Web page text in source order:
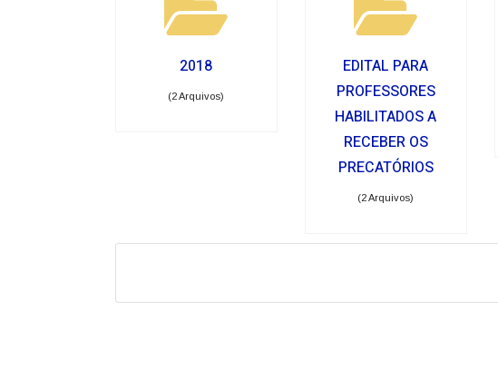
2018
(2 Arquivos)
EDITAL PARA
PROFESSORES
HABILITADOS A
RECEBER OS
PRECATÓRIOS
(2 Arquivos)